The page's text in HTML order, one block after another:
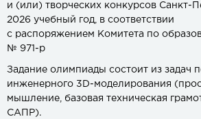
и (или) творческих конкурсов Санкт-
2026 учебный год, в соответствии
с распоряжением Комитета по
№ 971-р
Задание олимпиады состоит из задач
инженерного 3D-моделирования
мышление, базовая техническая
САПР).